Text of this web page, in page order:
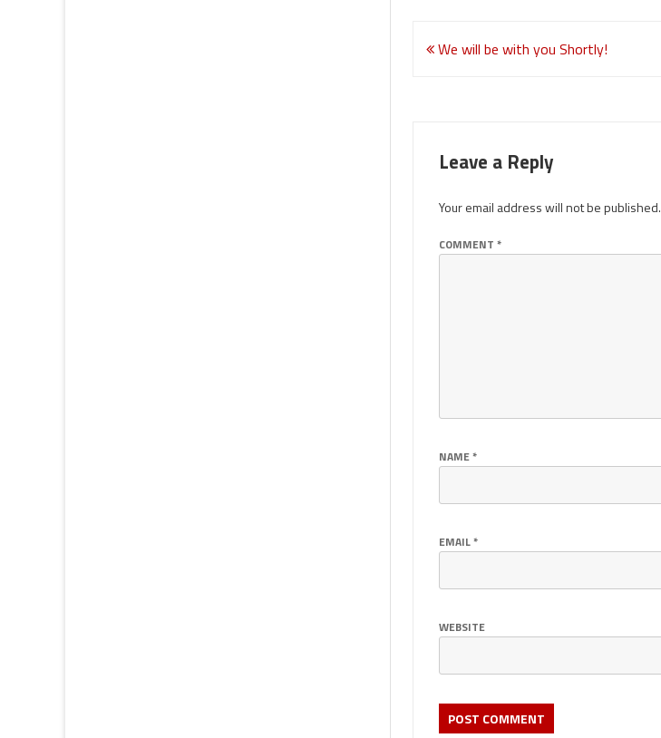
Post
We will be with you Shortly!
Leave a Reply
Your email address will not be published.
COMMENT *
NAME*
EMAIL*
WEBSITE